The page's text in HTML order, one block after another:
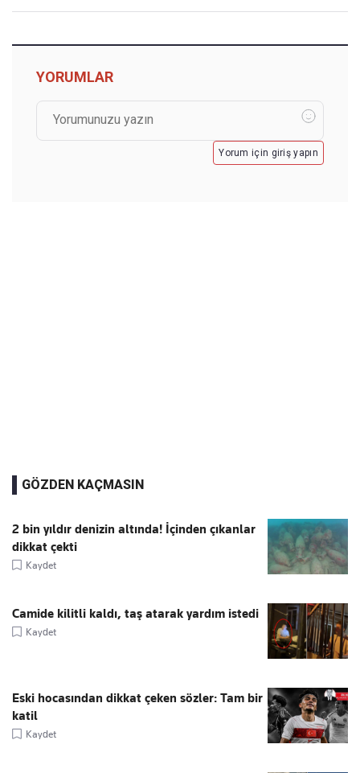
YORUMLAR
Yorum için giriş yapın
GÖZDEN KAÇMASIN
2 bin yıldır denizin altında! İçinden çıkanlar
dikkat çekti
Kaydet
Camide kilitli kaldı, taş atarak yardım istedi
Kaydet
Eski hocasından dikkat çeken sözler: Tam bir
katil
Kaydet